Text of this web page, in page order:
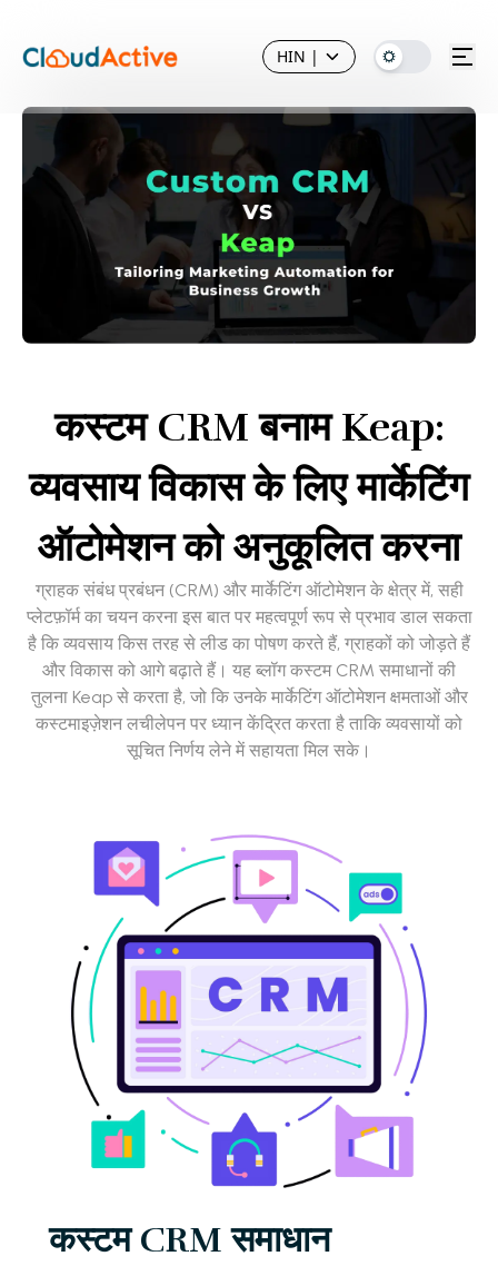
HIN |
कस्टम CRM बनाम Keap:
व्यवसाय विकास के लिए मार्केटिंग
ऑटोमेशन को अनुकूलित करना
ग्राहक संबंध प्रबंधन (CRM) और मार्केटिंग ऑटोमेशन के क्षेत्र में, सही
प्लेटफ़ॉर्म का चयन करना इस बात पर महत्वपूर्ण रूप से प्रभाव डाल सकता
है कि व्यवसाय किस तरह से लीड का पोषण करते हैं, ग्राहकों को जोड़ते हैं
और विकास को आगे बढ़ाते हैं। यह ब्लॉग कस्टम CRM समाधानों की
तुलना Keap से करता है, जो कि उनके मार्केटिंग ऑटोमेशन क्षमताओं और
कस्टमाइज़ेशन लचीलेपन पर ध्यान केंद्रित करता है ताकि व्यवसायों को
सूचित निर्णय लेने में सहायता मिल सके।
कस्टम CRM समाधान